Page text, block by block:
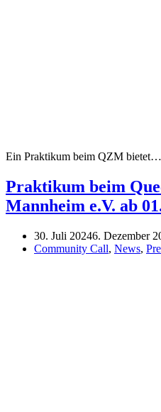
Ein Praktikum beim QZM bietet…
Praktikum beim
Mannheim e.V. ab
30. Juli 20246. Dezember
Community Call, News,